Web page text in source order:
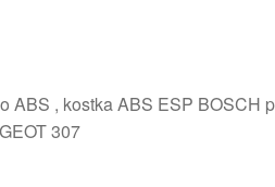
ABS , kostka ABS ESP BOSCH
307